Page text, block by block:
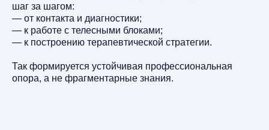
шаг за шагом:
— от контакта и диагностики;
— к работе с телесными блоками;
— к построению терапевтической стратегии.
Так формируется устойчивая профессиональная
опора, а не фрагментарные знания.